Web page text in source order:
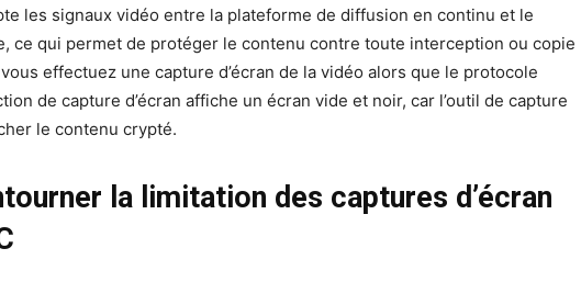
les signaux vidéo entre la plateforme de diffusion en continu et le
ce qui permet de protéger le contenu contre toute interception ou copie
effectuez une capture d’écran de la vidéo alors que le protocole
de capture d’écran affiche un écran vide et noir, car l’outil de capture
le contenu crypté.
la limitation des captures d’écran